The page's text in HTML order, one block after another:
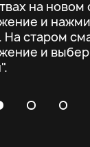
на
и
На старом
и